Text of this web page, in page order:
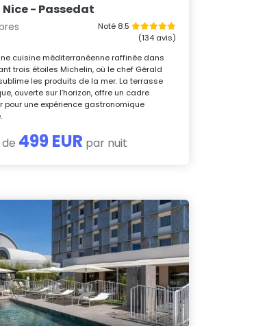
Nice - Passedat
Noté 8.5
(134 avis)
cuisine méditerranéenne raffinée dans
trois étoiles Michelin, où le chef Gérald
les produits de la mer. La terrasse
ouverte sur l’horizon, offre un cadre
pour une expérience gastronomique
499 EUR par nuit